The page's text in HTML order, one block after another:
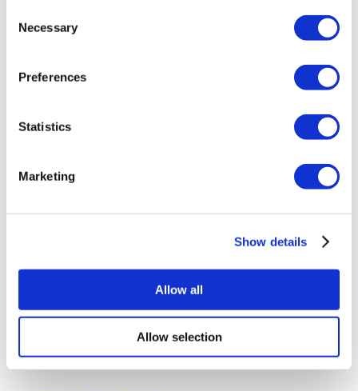
Selection
Necessary
Preferences
Statistics
Marketing
Show details
Allow all
Allow selection
Políticas de Privacidad
Contáctenos
Thailand Clínicas
Tratamientos Populares en Turquia